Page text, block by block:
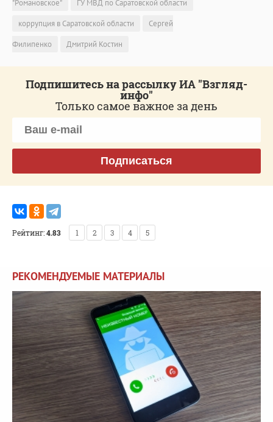
"Романовское"
ГУ МВД по Саратовской области
коррупция в Саратовской области
Сергей
Филипенко
Дмитрий Костин
Подпишитесь на рассылку ИА "Взгляд-
инфо"
Только самое важное за день
Подписаться
Рейтинг:4.83 1 2 3 4 5
РЕКОМЕНДУЕМЫЕ МАТЕРИАЛЫ